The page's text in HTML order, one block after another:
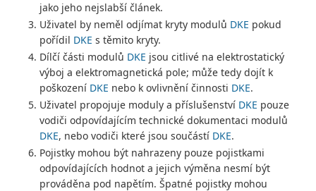
jako jeho nejslabší článek.
Uživatel by neměl odjímat kryty modulů DKE pokud
pořídil DKE s těmito kryty.
Dílčí části modulů DKE jsou citlivé na elektrostatický
výboj a elektromagnetická pole; může tedy dojít k
poškození DKE nebo k ovlivnění činnosti DKE.
Uživatel propojuje moduly a příslušenství DKE pouze
vodiči odpovídajícím technické dokumentaci modulů
DKE, nebo vodiči které jsou součástí DKE.
Pojistky mohou být nahrazeny pouze pojistkami
odpovídajících hodnot a jejich výměna nesmí být
prováděna pod napětím. Špatné pojistky mohou